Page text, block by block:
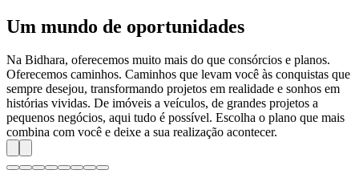
Um mundo de oportunidades
Na Bidhara, oferecemos muito mais do que consórcios e planos.
Oferecemos caminhos. Caminhos que levam você às conquistas que
sempre desejou, transformando projetos em realidade e sonhos em
histórias vividas. De imóveis a veículos, de grandes projetos a
pequenos negócios, aqui tudo é possível. Escolha o plano que mais
combina com você e deixe a sua realização acontecer.